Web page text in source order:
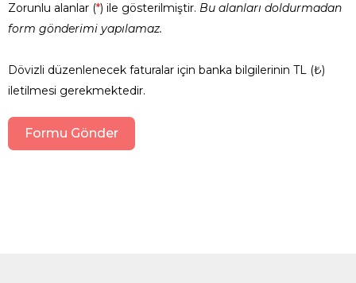
Zorunlu alanlar (*) ile gösterilmiştir. Bu alanları doldurmadan
form gönderimi yapılamaz.
Dövizli düzenlenecek faturalar için banka bilgilerinin TL (₺)
iletilmesi gerekmektedir.
Formu Gönder